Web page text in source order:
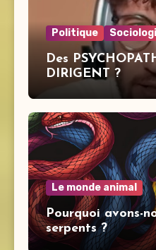
Politique
Des
DIRIGENT ?
Le monde animal
Pourquoi avons-
serpents ?